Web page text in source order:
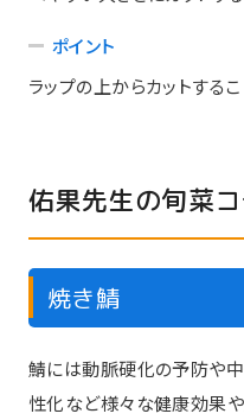
ポイント
ラップの上からカットする
佑果先生の旬菜
焼き鯖
鯖には動脈硬化の予防や
性化など様々な健康効果